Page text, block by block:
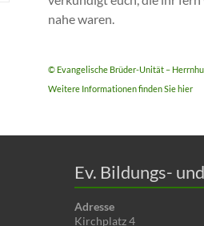
nahe waren.
© Evangelische Brüder-Unität –
Weitere Informationen finden Sie hier
Ev. Bildungs-
Adresse
Kirchplatz 4